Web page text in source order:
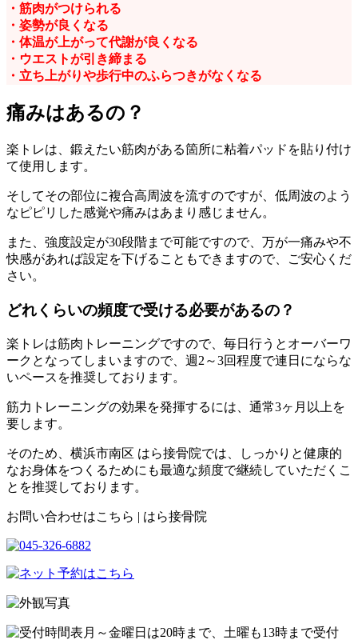
・筋肉がつけられる
・姿勢が良くなる
・体温が上がって代謝が良くなる
・ウエストが引き締まる
・立ち上がりや歩行中のふらつきがなくなる
痛みはあるの？
楽トレは、鍛えたい筋肉がある箇所に粘着パッドを貼り付け
て使用します。
そしてその部位に複合高周波を流すのですが、低周波のよう
なピピリした感覚や痛みはあまり感じません。
また、強度設定が30段階まで可能ですので、万が一痛みや不
快感があれば設定を下げることもできますので、ご安心くだ
さい。
どれくらいの頻度で受ける必要があるの？
楽トレは筋肉トレーニングですので、毎日行うとオーバーワ
ークとなってしまいますので、週2～3回程度で連日にならな
いペースを推奨しております。
筋力トレーニングの効果を発揮するには、通常3ヶ月以上を
要します。
そのため、横浜市南区 はら接骨院では、しっかりと健康的
なお身体をつくるためにも最適な頻度で継続していただくこ
とを推奨しております。
お問い合わせはこちら | はら接骨院
月～金曜日は20時まで、土曜も13時まで受付